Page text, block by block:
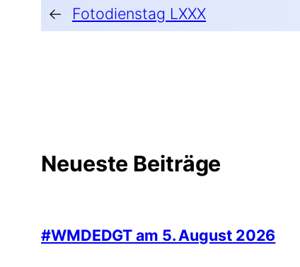
← Fotodienstag LXXX
Neueste Beiträge
#WMDEDGT am 5. August 2026